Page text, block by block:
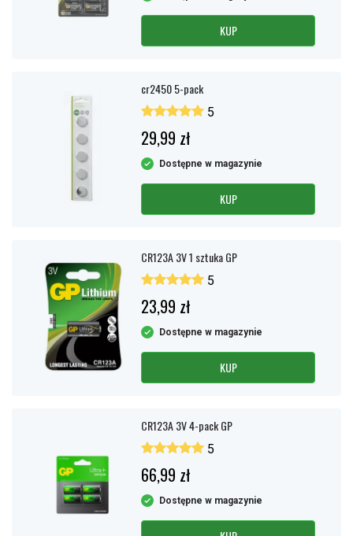
KUP
cr2450 5-pack
5
29,99 zł
Dostępne w magazynie
KUP
CR123A 3V 1 sztuka GP
5
23,99 zł
Dostępne w magazynie
KUP
CR123A 3V 4-pack GP
5
66,99 zł
Dostępne w magazynie